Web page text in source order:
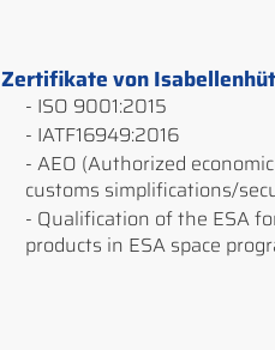
Zertifikate von
- ISO 9001:2015
- IATF16949:2016
- AEO (Authorized
customs simplifications/
- Qualification of the ESA
products in ESA space